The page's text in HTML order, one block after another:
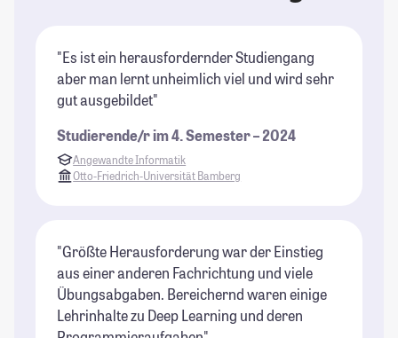
"Es ist ein herausfordernder Studiengang
aber man lernt unheimlich viel und wird sehr
gut ausgebildet"
Studierende/r im 4. Semester – 2024
Angewandte Informatik
Otto-Friedrich-Universität Bamberg
"Größte Herausforderung war der Einstieg
aus einer anderen Fachrichtung und viele
Übungsabgaben. Bereichernd waren einige
Lehrinhalte zu Deep Learning und deren